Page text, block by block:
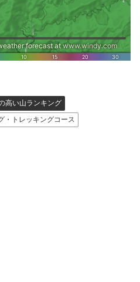
高い山ランキング
・トレッキングコース